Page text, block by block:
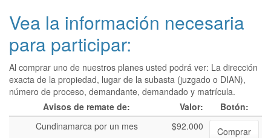
Vea la información necesaria
para participar:
Al comprar uno de nuestros planes usted podrá ver: La dirección
exacta de la propiedad, lugar de la subasta (juzgado o DIAN),
número de proceso, demandante, demandado y matrícula.
Avisos de remate de:
Valor:
Botón:
Cundinamarca por un mes
$92.000
Comprar